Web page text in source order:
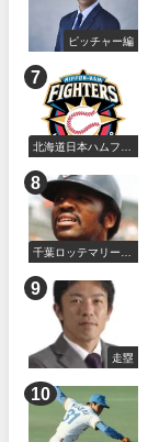
ピッチャー編
北海道日本ハムファ
千葉ロッテマリーン
走塁